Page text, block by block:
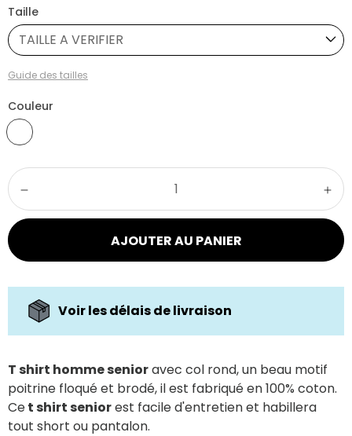
Couleur
Taille
TAILLE A VERIFIER
Guide des tailles
AJOUTER AU PANIER
Voir les délais de livraison
T shirt homme senioravec col rond, un beau motif
poitrine floqué et brodé, il est fabriqué en 100% coton.
Cet shirt seniorest facile d'entretien et habillera
tout short ou pantalon.